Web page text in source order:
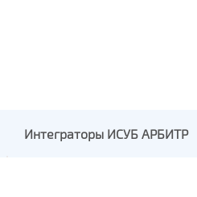
Интеграторы ИСУБ АРБИТР